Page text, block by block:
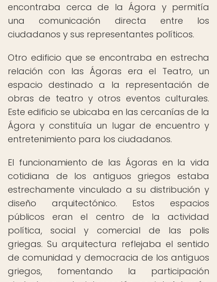
encontraba cerca de la Ágora y permitía
una comunicación directa entre los
ciudadanos y sus representantes políticos.
Otro edificio que se encontraba en estrecha
relación con las Ágoras era el Teatro, un
espacio destinado a la representación de
obras de teatro y otros eventos culturales.
Este edificio se ubicaba en las cercanías de la
Ágora y constituía un lugar de encuentro y
entretenimiento para los ciudadanos.
El funcionamiento de las Ágoras en la vida
cotidiana de los antiguos griegos estaba
estrechamente vinculado a su distribución y
diseño arquitectónico. Estos espacios
públicos eran el centro de la actividad
política, social y comercial de las polis
griegas. Su arquitectura reflejaba el sentido
de comunidad y democracia de los antiguos
griegos, fomentando la participación